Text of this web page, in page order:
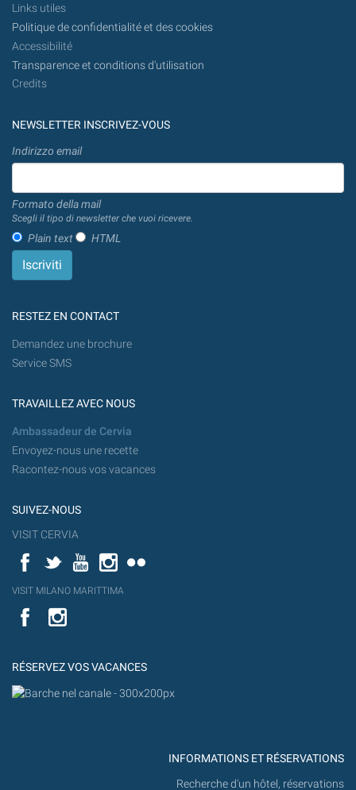
Links utiles
Politique de confidentialité et des cookies
Accessibilité
Transparence et conditions d'utilisation
Credits
NEWSLETTER INSCRIVEZ-VOUS
Indirizzo email
Formato della mail
Scegli il tipo di newsletter che vuoi ricevere.
Plain text HTML
RESTEZ EN CONTACT
Demandez une brochure
Service SMS
TRAVAILLEZ AVEC NOUS
Ambassadeur de Cervia
Envoyez-nous une recette
Racontez-nous vos vacances
SUIVEZ-NOUS
VISIT CERVIA
FacebookTwitterYouTubeInstagram
YouT
VISIT MILANO MARITTIMA
Flick
VISIT
MILANO
YouTube
RÉSERVEZ VOS VACANCES
INFORMATIONS ET RÉSERVATIONS
Recherche d'un hôtel, réservations